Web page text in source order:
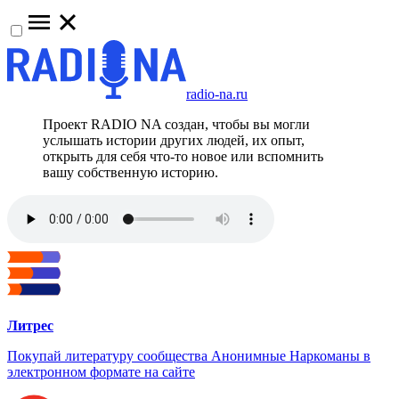
radio-na.ru
Проект RADIO NA создан, чтобы вы могли
услышать истории других людей, их опыт,
открыть для себя что-то новое или вспомнить
вашу собственную историю.
Литрес
Покупай литературу сообщества Анонимные Наркоманы в
электронном формате на сайте